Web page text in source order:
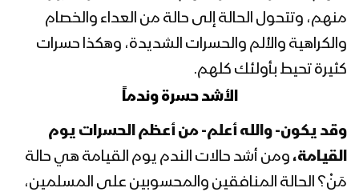
1442هـ
المحاضرة الرمضانية السادسة عشرة للسيد
1442هـ
المحاضرة الرمضانية الخامسة عشرة للسيد
عبد الملك بدر الدين الحوثي 15رمضان
1442هـ
منهم، وتتحول الحالة إلى حالة من العداء والخصام
والكراهية والألم والحسرات الشديدة، وهكذا حسرات
كثيرة تحيط بأولئك كلهم.
الأشد حسرة وندماً
وقد يكون- والله أعلم- من أعظم الحسرات يوم
القيامة، ومن أشد حالات الندم يوم القيامة هي حالة
مَنْ؟ الحالة المنافقين والمحسوبين على المسلمين،